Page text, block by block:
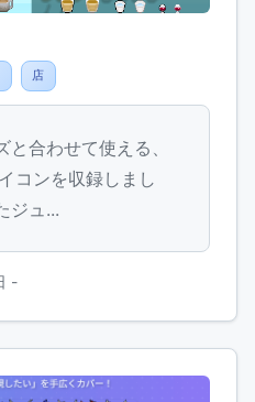
店
と合わせて使える、
コンを収録しまし
ジュ...
-